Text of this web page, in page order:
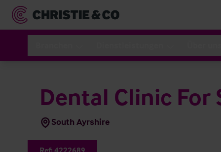
Dental Clinic For
South Ayrshire
Ref: 4222689